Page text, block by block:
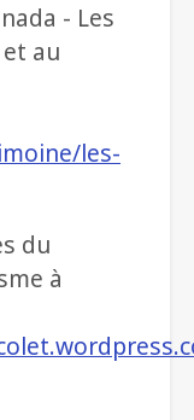
- Les
au
les-
du
à